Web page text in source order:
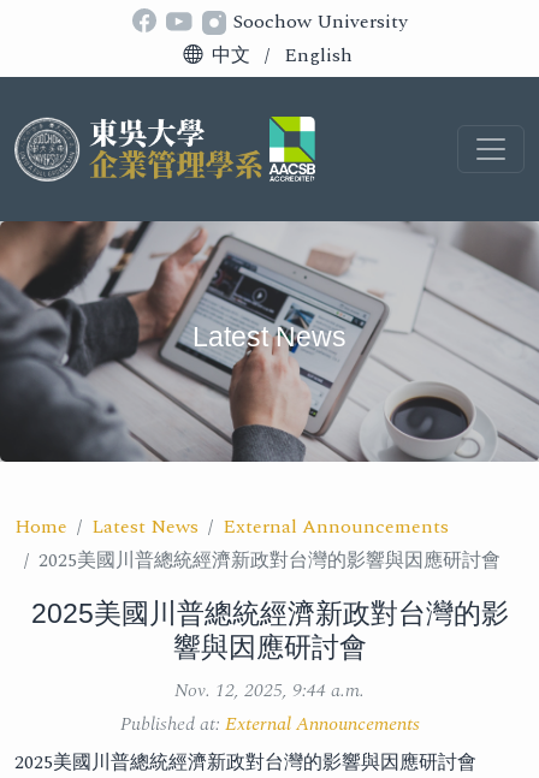
Soochow University
中文 / English
Latest News
Home Latest News
External Announcements
2025美國川普總統經濟新政對台灣的影響與因應研討會
2025美國川普總統經濟新政對台灣的影
響與因應研討會
Nov. 12, 2025, 9:44 a.m.
Published at: External Announcements
2025美國川普總統經濟新政對台灣的影響與因應研討會